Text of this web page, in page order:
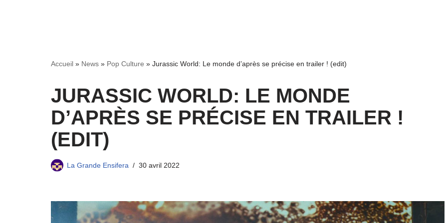
Accueil » News » Pop Culture » Jurassic World: Le monde d’après se précise en trailer ! (edit)
JURASSIC WORLD: LE MONDE
D’APRÈS SE PRÉCISE EN TRAILER !
(EDIT)
La Grande Ensifera 30 avril 2022